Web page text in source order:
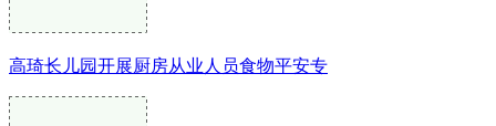
高琦长儿园开展厨房从业人员食物平安专